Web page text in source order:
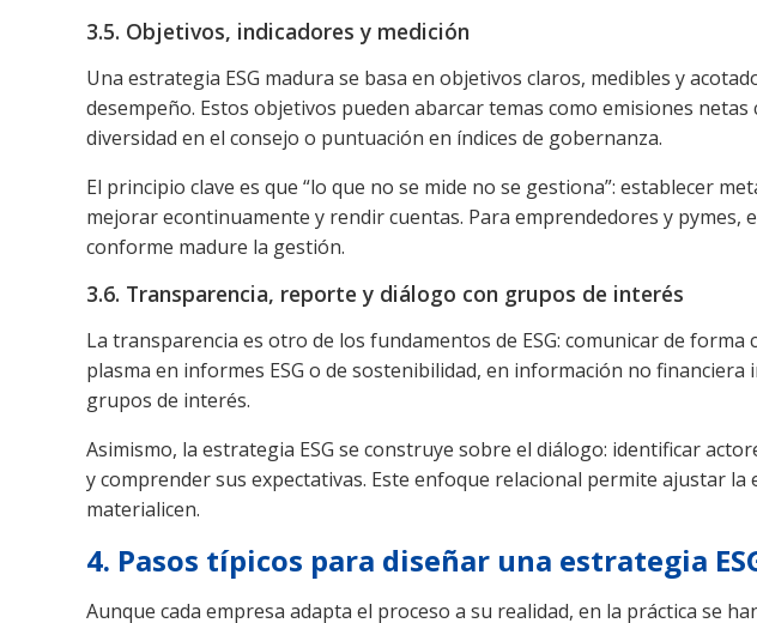
3.5. Objetivos, indicadores y medición
Una estrategia ESG madura se basa en objetivos claros, medibles y
desempeño. Estos objetivos pueden abarcar temas como emisiones
diversidad en el consejo o puntuación en índices de gobernanza.
El principio clave es que “lo que no se mide no se gestiona”: establecer
mejorar econtinuamente y rendir cuentas. Para emprendedores y
conforme madure la gestión.
3.6. Transparencia, reporte y diálogo con grupos de interés
La transparencia es otro de los fundamentos de ESG: comunicar de
plasma en informes ESG o de sostenibilidad, en información no
grupos de interés.
Asimismo, la estrategia ESG se construye sobre el diálogo: identificar
y comprender sus expectativas. Este enfoque relacional permite ajustar
materialicen.
4. Pasos típicos para diseñar una estrategia
Aunque cada empresa adapta el proceso a su realidad, en la práctica se